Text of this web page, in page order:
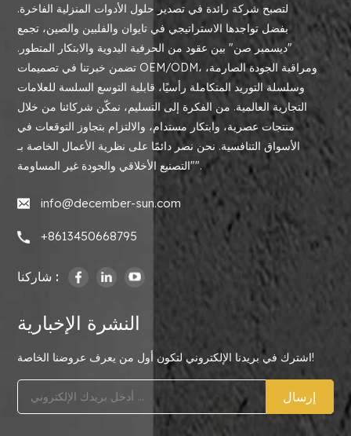
لتصبح شركة رائدة في تصدير حلول الأدوات المنزلية الفاخرة.
بفضل تواجدها الاستراتيجي في تايوان والفلبين والصين، تجمع
"ديسمبر صن" بين عقود من الحرفية اليدوية والابتكار المتطور.
تضمن خبرتنا في تصميمات OEM/ODM، ومراقبة الجودة الصارمة،
وسلسلة التوريد المتكاملة رأسيًا، قابلية التوسع السلسة للعلامات
التجارية العالمية. من الفكرة إلى التسليم، نمكّن شركائنا من خلال
منتجات عصرية، وابتكار مستدام، والالتزام بتجاوز التوقعات في
الأسواق التنافسية. نحن نصر دائمًا على نظرية الأعمال الخاصة بـ
"التصنيع الأخلاقي والجودة غير المساومة".
info@december-sun.com
+8613450668795
شاركنا :
النشرة الإخبارية
اشترك في بريدنا الإلكتروني لتكون أول من يعرف عروضنا الخاصة!
إرسال